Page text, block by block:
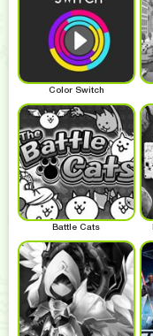
Color Switch
Battle Cats